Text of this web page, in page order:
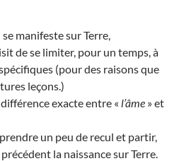
manifeste sur Terre,
de se limiter, pour un temps, à
(pour des raisons que
leçons.)
exacte entre « l’âme » et
un peu de recul et partir,
la naissance sur Terre.